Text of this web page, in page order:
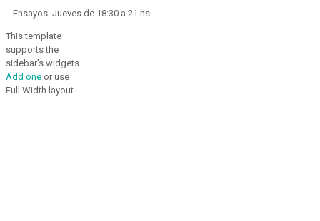
Ensayos: Jueves de 18:30 a 21 hs.
This template
supports the
sidebar's widgets.
Add one or use
Full Width layout.